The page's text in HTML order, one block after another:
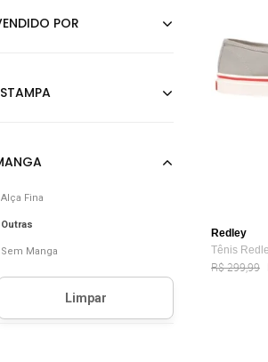
Alça Fina
Outras
Sem Manga
Redley
R$ 299,99